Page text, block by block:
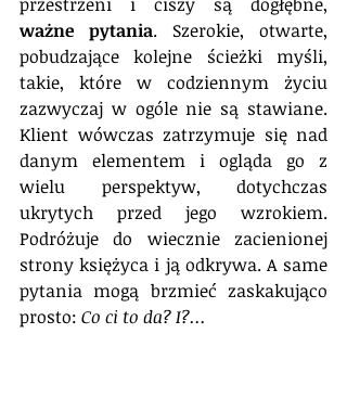
ważne pytania. Szerokie, otwarte,
pobudzające kolejne ścieżki myśli,
takie, które w codziennym życiu
zazwyczaj w ogóle nie są stawiane.
Klient wówczas zatrzymuje się nad
danym elementem i ogląda go z
wielu perspektyw, dotychczas
ukrytych przed jego wzrokiem.
Podróżuje do wiecznie zacienionej
strony księżyca i ją odkrywa. A same
pytania mogą brzmieć zaskakująco
prosto: Co ci to da? I?...